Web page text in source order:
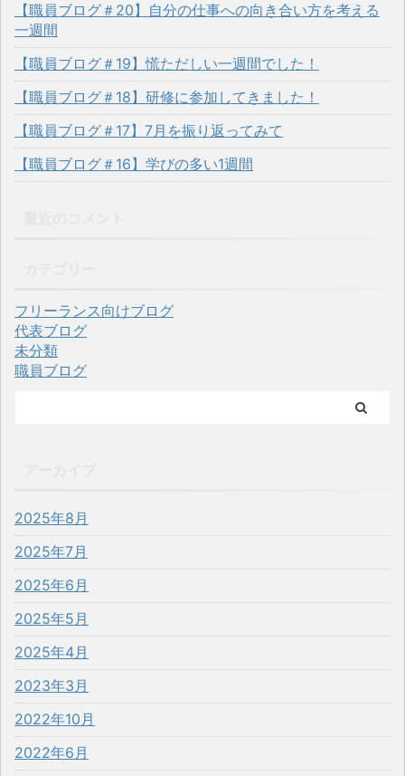
【職員ブログ＃20】自分の仕事への向き合い方を考える
一週間
【職員ブログ＃19】慌ただしい一週間でした！
【職員ブログ＃18】研修に参加してきました！
【職員ブログ＃17】7月を振り返ってみて
【職員ブログ＃16】学びの多い1週間
フリーランス向けブログ
代表ブログ
未分類
職員ブログ
2025年8月
2025年7月
2025年6月
2025年5月
2025年4月
2023年3月
2022年10月
2022年6月